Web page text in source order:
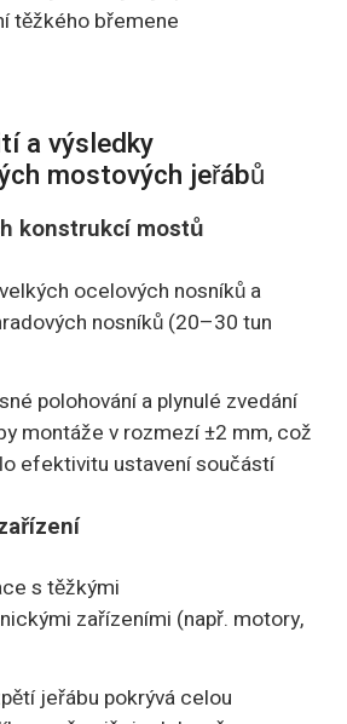
těžkého břemene
a výsledky
mostových jeřábů
konstrukcí mostů
ocelových nosníků a
nosníků (20–30 tun
polohování a plynulé zvedání
montáže v rozmezí ±2 mm, což
efektivitu ustavení součástí
s těžkými
zařízeními (např. motory,
jeřábu pokrývá celou